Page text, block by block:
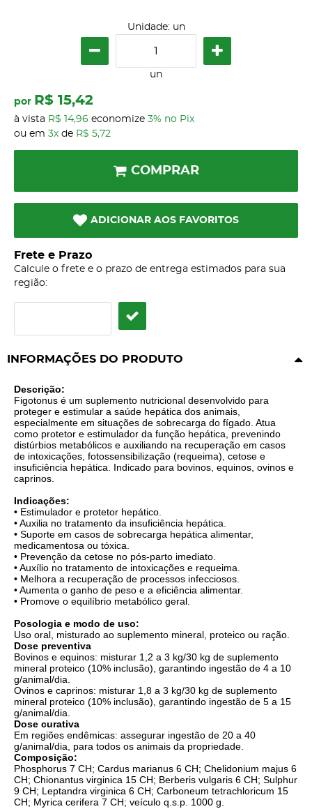
Unidade: un
un
por R$ 15,42
à vista R$ 14,96 economize 3% no Pix
ou em 3x de R$ 5,72
COMPRAR
ADICIONAR AOS FAVORITOS
Frete e Prazo
Calcule o frete e o prazo de entrega estimados para sua
região:
INFORMAÇÕES DO PRODUTO
Descrição:
Figotonus é um suplemento nutricional desenvolvido para
proteger e estimular a saúde hepática dos animais,
especialmente em situações de sobrecarga do fígado. Atua
como protetor e estimulador da função hepática, prevenindo
distúrbios metabólicos e auxiliando na recuperação em casos
de intoxicações, fotossensibilização (requeima), cetose e
insuficiência hepática. Indicado para bovinos, equinos, ovinos e
caprinos.
Indicações:
• Estimulador e protetor hepático.
• Auxilia no tratamento da insuficiência hepática.
• Suporte em casos de sobrecarga hepática alimentar,
medicamentosa ou tóxica.
• Prevenção da cetose no pós-parto imediato.
• Auxílio no tratamento de intoxicações e requeima.
• Melhora a recuperação de processos infecciosos.
• Aumenta o ganho de peso e a eficiência alimentar.
• Promove o equilíbrio metabólico geral.
Posologia e modo de uso:
Uso oral, misturado ao suplemento mineral, proteico ou ração.
Dose preventiva
Bovinos e equinos: misturar 1,2 a 3 kg/30 kg de suplemento
mineral proteico (10% inclusão), garantindo ingestão de 4 a 10
g/animal/dia.
Ovinos e caprinos: misturar 1,8 a 3 kg/30 kg de suplemento
mineral proteico (10% inclusão), garantindo ingestão de 5 a 15
g/animal/dia.
Dose curativa
Em regiões endêmicas: assegurar ingestão de 20 a 40
g/animal/dia, para todos os animais da propriedade.
Composição:
Phosphorus 7 CH; Cardus marianus 6 CH; Chelidonium majus 6
CH; Chionantus virginica 15 CH; Berberis vulgaris 6 CH; Sulphur
9 CH; Leptandra virginica 6 CH; Carboneum tetrachloricum 15
CH; Myrica cerifera 7 CH; veículo q.s.p. 1000 g.